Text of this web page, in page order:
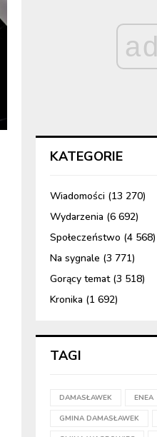
ad
KATEGORIE
Wiadomości (13 270)
Wydarzenia (6 692)
Społeczeństwo (4 568)
Na sygnale (3 771)
Gorący temat(3 518)
Kronika (1 692)
TAGI
DAMASŁAWEK ENEA
GMINA DAMASŁAWEK